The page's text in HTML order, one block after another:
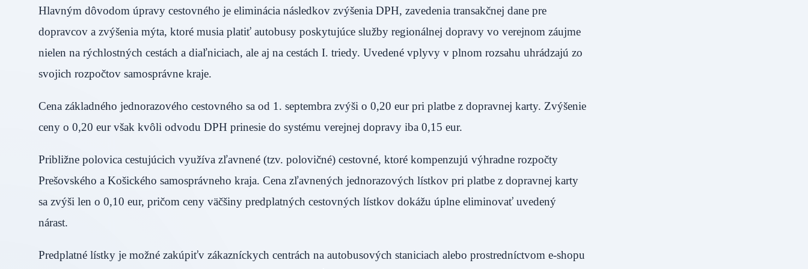
Hlavným dôvodom úpravy cestovného je eliminácia následkov zvýšenia DPH, zavedenia transakčnej dane pre
dopravcov a zvýšenia mýta, ktoré musia platiť autobusy poskytujúce služby regionálnej dopravy vo verejnom záujme
nielen na rýchlostných cestách a diaľniciach, ale aj na cestách I. triedy. Uvedené vplyvy v plnom rozsahu uhrádzajú zo
svojich rozpočtov samosprávne kraje.
Cena základného jednorazového cestovného sa od 1. septembra zvýši o 0,20 eur pri platbe z dopravnej karty. Zvýšenie
ceny o 0,20 eur však kvôli odvodu DPH prinesie do systému verejnej dopravy iba 0,15 eur.
Približne polovica cestujúcich využíva zľavnené (tzv. polovičné) cestovné, ktoré kompenzujú výhradne rozpočty
Prešovského a Košického samosprávneho kraja. Cena zľavnených jednorazových lístkov pri platbe z dopravnej karty
sa zvýši len o 0,10 eur, pričom ceny väčšiny predplatných cestovných lístkov dokážu úplne eliminovať uvedený
nárast.
Predplatné lístky je možné zakúpiťv zákazníckych centrách na autobusových staniciach alebo prostredníctvom e-shopu